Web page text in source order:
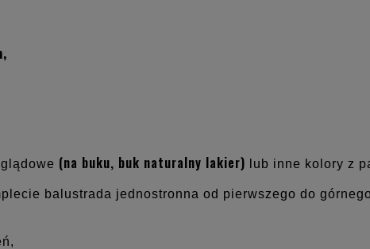
(na buku, buk naturalny lakier) lub inne kolory z
balustrada jednostronna od pierwszego do